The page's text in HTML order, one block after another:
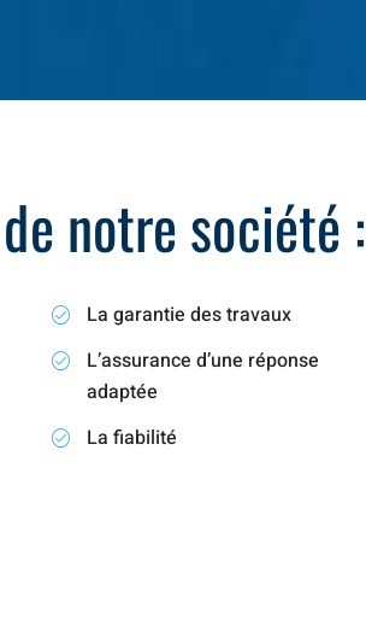
notre société :
La garantie des travaux
L’assurance d’une réponse
adaptée
La fiabilité